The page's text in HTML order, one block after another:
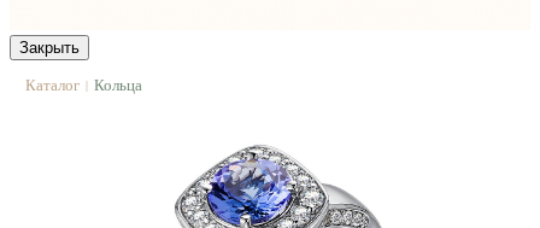
Закрыть
Каталог | Кольца